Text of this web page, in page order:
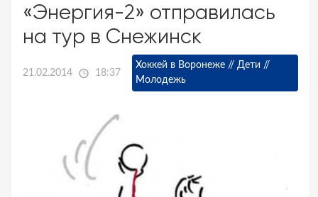
«Энергия-2» отправилась
на тур в Снежинск
21.02.2014 18:37
Хоккей в Воронеже // Дети //
Молодежь